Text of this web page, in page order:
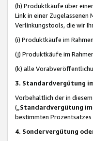
(h) Produktkäufe über
Link in einer Zugelassenen
Verlinkungstools, die wir
(i) Produktkäufe im
(j) Produktkäufe im
(k) alle
3. Standardvergütung
Vorbehaltlich der in
(„ Standardvergütung
bestimmten
4. Sondervergütung